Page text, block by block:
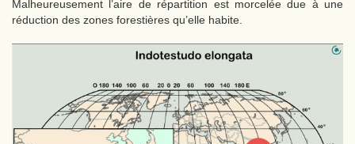
Malheureusement l’aire de répartition est morcelée due à une
réduction des zones forestières qu’elle habite.